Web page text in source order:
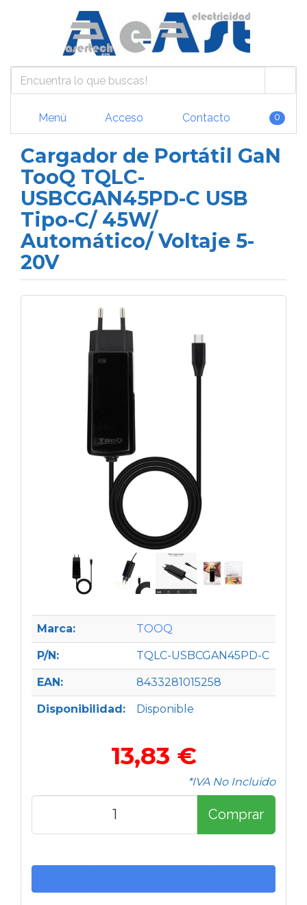
Menú Acceso Contacto 0
Cargador de Portátil GaN
TooQ TQLC-
USBCGAN45PD-C USB
Tipo-C/ 45W/
Automático/ Voltaje 5-
20V
Marca: TOOQ
P/N: TQLC-USBCGAN45PD-C
EAN: 8433281015258
Disponibilidad: Disponible
13,83 €
*IVA No Incluido
Comprar